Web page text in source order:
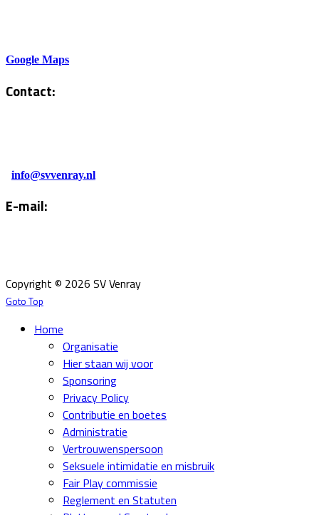
Google Maps
Contact:
info@svvenray.nl
E-mail:
Copyright © 2026 SV Venray
Goto Top
Home
Organisatie
Hier staan wij voor
Sponsoring
Privacy Policy
Contributie en boetes
Administratie
Vertrouwenspersoon
Seksuele intimidatie en misbruik
Fair Play commissie
Reglement en Statuten